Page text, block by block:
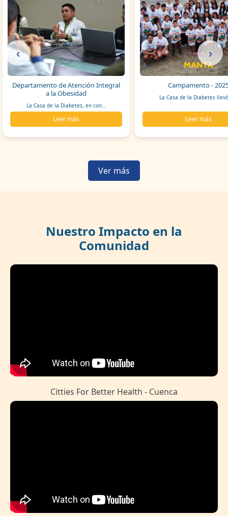
‹
Departamento de Atención Integral
a la Obesidad
La Casa de la Diabetes, en con...
Leer más
Campamento -
La Casa de la Diabetes
Leer más
›
Ver más
Nuestro Impacto en la
Comunidad
Citties For Better Health - Cuenca